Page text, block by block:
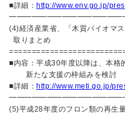
■詳細： http://www.env.go.jp/
(4)経済産業省、「木質バイオマ
取りまとめ
■内容：平成30年度以降は、本格
新たな支援の枠組みを検討
■詳細： http://www.meti.go.jp/
(5)平成28年度のフロン類の再生